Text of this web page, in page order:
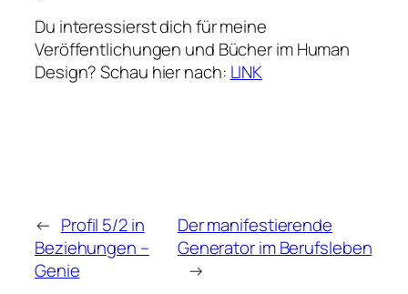
Du interessierst dich für meine
Veröffentlichungen und Bücher im Human
Design? Schau hier nach: LINK
← Profil 5/2 in
Beziehungen –
Genie
Der manifestierende
Generator im Berufsleben
→